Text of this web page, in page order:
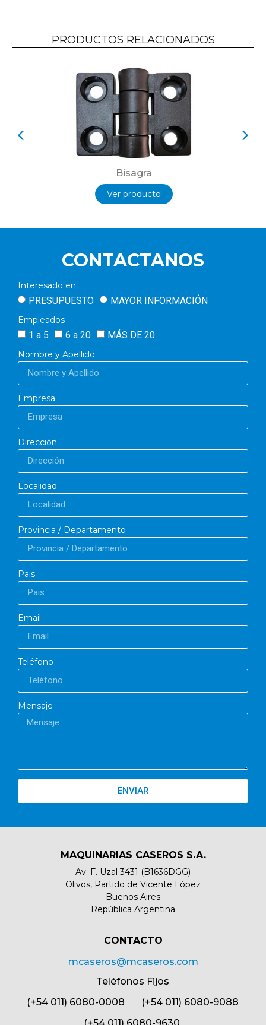
PRODUCTOS RELACIONADOS
Bisagra
Ver producto
CONTACTANOS
Interesado en
PRESUPUESTO MAYOR INFORMACIÓN
Empleados
1 a 5 6 a 20 MÁS DE 20
Nombre y Apellido
Empresa
Dirección
Localidad
Provincia / Departamento
Pais
Email
Teléfono
Mensaje
ENVIAR
MAQUINARIAS CASEROS S.A.
Av. F. Uzal 3431 (B1636DGG)
Olivos, Partido de Vicente López
Buenos Aires
República Argentina
CONTACTO​
mcaseros@mcaseros.com
Teléfonos Fijos
(+54 011) 6080-0008 (+54 011) 6080-9088